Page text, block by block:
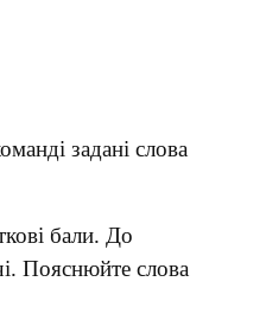
задані слова
бали. До
Пояснюйте слова